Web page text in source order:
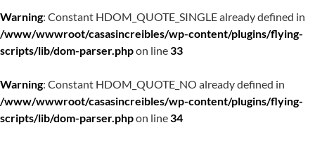
Warning: Constant HDOM_QUOTE_SINGLE already defined in
/www/wwwroot/casasincreibles/wp-content/plugins/flying-
scripts/lib/dom-parser.phpon line33
Warning: Constant HDOM_QUOTE_NO already defined in
/www/wwwroot/casasincreibles/wp-content/plugins/flying-
scripts/lib/dom-parser.phpon line34